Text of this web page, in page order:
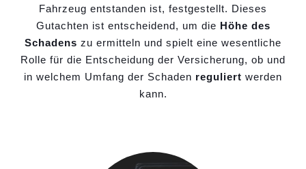
Fahrzeug entstanden ist, festgestellt. Dieses
Gutachten ist entscheidend, um die Höhe des
Schadens zu ermitteln und spielt eine wesentliche
Rolle für die Entscheidung der Versicherung, ob und
in welchem Umfang der Schaden reguliert werden
kann.